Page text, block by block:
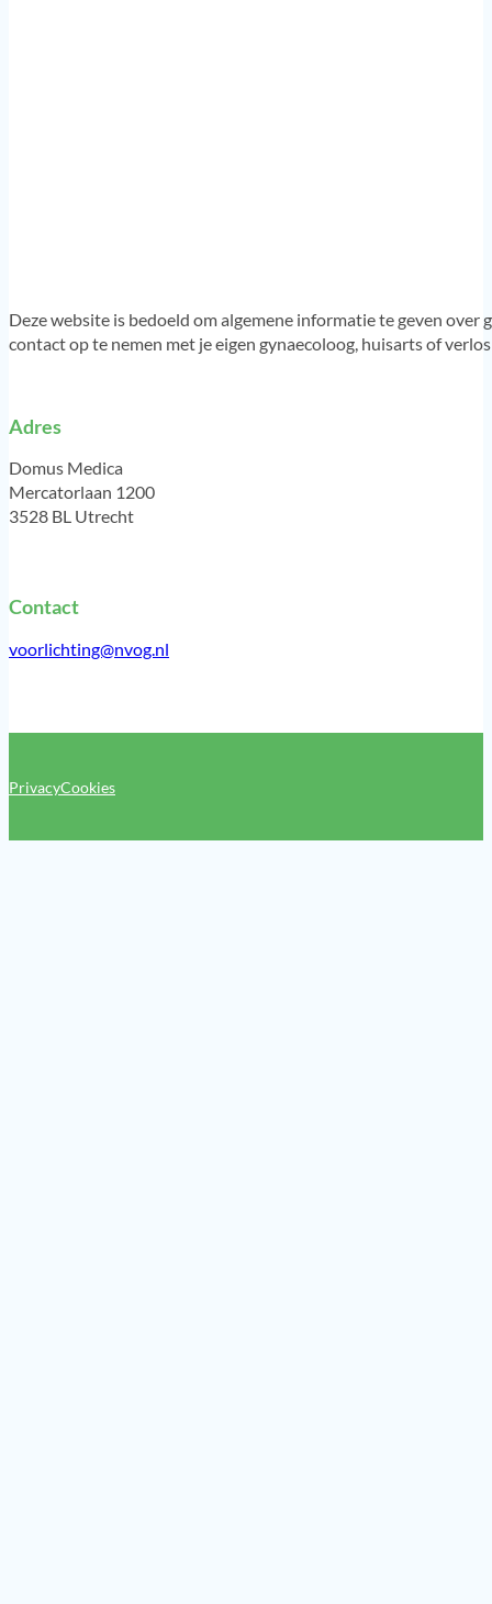
Deze website is bedoeld om algemene informatie te geven
contact op te nemen met je eigen gynaecoloog, huisarts of
Adres
Domus Medica
Mercatorlaan 1200
3528 BL Utrecht
Contact
voorlichting@nvog.nl
PrivacyCookies